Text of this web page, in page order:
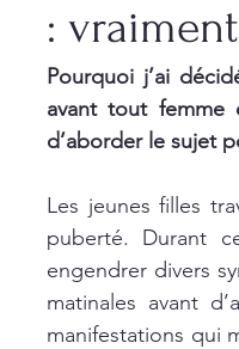
:
Pourquoi j’ai
avant tout femme
d’aborder le sujet
Les jeunes filles
puberté. Durant
engendrer divers
matinales avant
manifestations qui